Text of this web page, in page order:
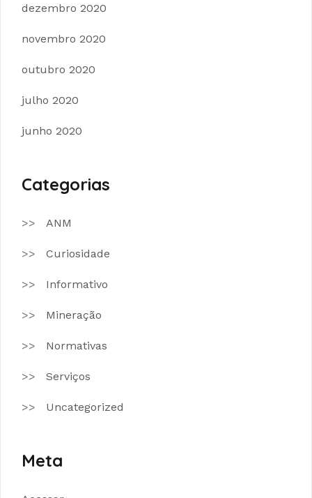
dezembro 2020
novembro 2020
outubro 2020
julho 2020
junho 2020
Categorias
ANM
Curiosidade
Informativo
Mineração
Normativas
Serviços
Uncategorized
Meta